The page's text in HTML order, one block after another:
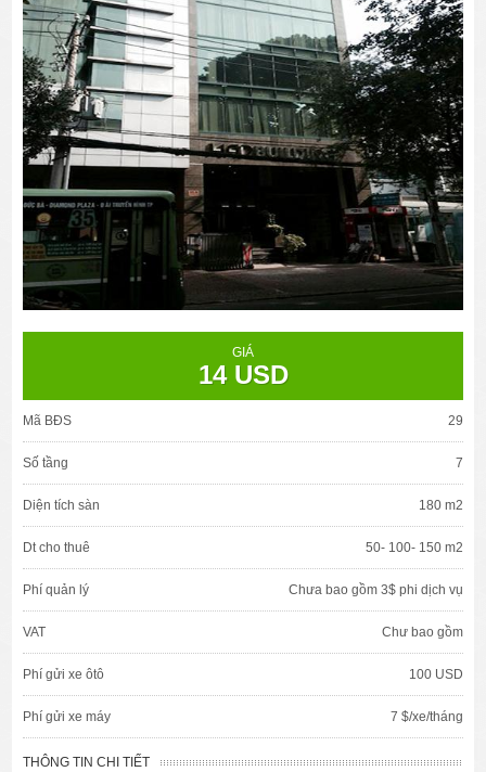
GIÁ
14 USD
Mã BĐS 29
Số tầng 7
Diện tích sàn 180 m2
Dt cho thuê 50- 100- 150 m2
Phí quản lý Chưa bao gồm 3$ phi dịch vụ
VAT Chư bao gồm
Phí gửi xe ôtô 100 USD
Phí gửi xe máy 7 $/xe/tháng
THÔNG TIN CHI TIẾT